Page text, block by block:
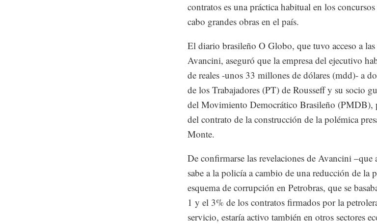
contratos es una práctica habitual en los
cabo grandes obras en el país.
El diario brasileño O Globo, que tuvo acceso a las
Avancini, aseguró que la empresa del ejecutivo
de reales -unos 33 millones de dólares (mdd)- a
de los Trabajadores (PT) de Rousseff y su socio
del Movimiento Democrático Brasileño (PMDB),
del contrato de la construcción de la polémica
Monte.
De confirmarse las revelaciones de Avancini
sabe a la policía a cambio de una reducción de la
esquema de corrupción en Petrobras, que se
1 y el 3% de los contratos firmados por la
servicio, estaría activo también en otros sectores